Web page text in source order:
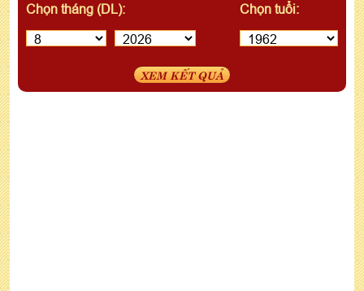
Chọn tháng (DL): Chọn tuổi:
XEM KẾT QUẢ